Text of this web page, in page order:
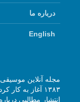
درباره ما
English
۱۳۸۳ آغاز به
انتشار مطالبی